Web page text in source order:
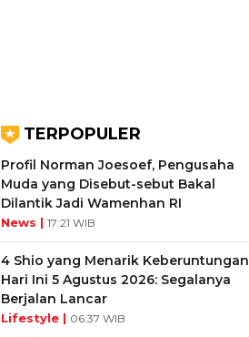
TERPOPULER
Profil Norman Joesoef, Pengusaha
Muda yang Disebut-sebut Bakal
Dilantik Jadi Wamenhan RI
News | 17:21 WIB
4 Shio yang Menarik Keberuntungan
Hari Ini 5 Agustus 2026: Segalanya
Berjalan Lancar
Lifestyle | 06:37 WIB